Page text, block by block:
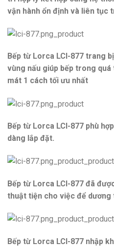
vận hành ổn định và liên tục
Bếp từ Lorca LCI-877 trang
vùng nấu giúp bếp trong
mát 1 cách tối ưu nhất
Bếp từ Lorca LCI-877 phù
dàng lắp đặt.
Bếp từ Lorca LCI-877 đã
thuật tiện cho việc để dương
Bếp từ Lorca LCI-877 nhập